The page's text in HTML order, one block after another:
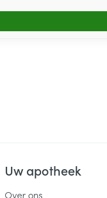
Uw apotheek
Over ons